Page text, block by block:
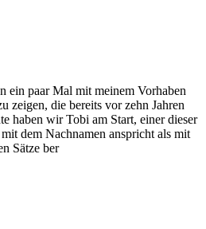
ein paar Mal mit meinem Vorhaben
zeigen, die bereits vor zehn Jahren
haben wir Tobi am Start, einer dieser
dem Nachnamen anspricht als mit
Sätze ber